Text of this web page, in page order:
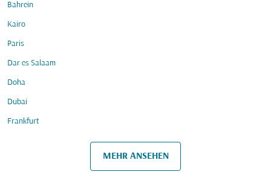
Bahrein
Kairo
Paris
Dar es Salaam
Doha
Dubai
Frankfurt
MEHR ANSEHEN